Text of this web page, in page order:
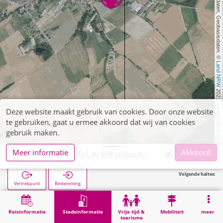
, Kartendaten, Geobasisdaten: ©
Land NRW
2021, Lizenz
dl-de/by-2-0
Reisinformatie Stadsinformatie
Vrije tijd &
toerisme
Mobiliteit meer
Vertrekpunt Bestemming
Volgende haltes:
Stadsinformatie Begraafplaatsen Bad Münstereifel, Arloff Jüdischer Friedhof
Deze website maakt gebruik van cookies. Door onze website
te gebruiken, gaat u ermee akkoord dat wij van cookies
gebruik maken.
Meer informatie
Akkoord